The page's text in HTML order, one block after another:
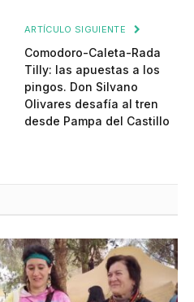
ARTÍCULO SIGUIENTE
Comodoro-Caleta-Rada
Tilly: las apuestas a los
pingos. Don Silvano
Olivares desafía al tren
desde Pampa del Castillo